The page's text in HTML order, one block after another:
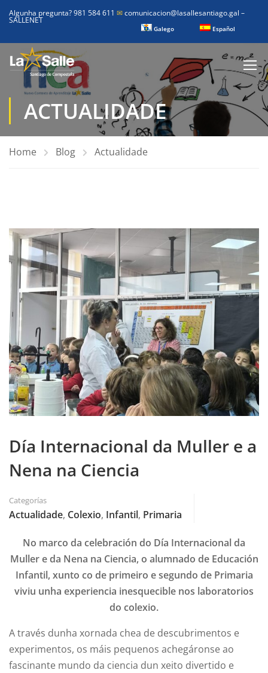
Algunha pregunta? 981 584 611 ✉comunicacion@lasallesantiago.gal –
SALLENET
Galego Español
ACTUALIDADE
Home Blog Actualidade
Día Internacional da Muller e a
Nena na Ciencia
Categorías
Actualidade, Colexio, Infantil, Primaria
No marco da celebración do Día Internacional da
Muller e da Nena na Ciencia, o alumnado de Educación
Infantil, xunto co de primeiro e segundo de Primaria
viviu unha experiencia inesquecible nos laboratorios
do colexio.
A través dunha xornada chea de descubrimentos e
experimentos, os máis pequenos achegáronse ao
fascinante mundo da ciencia dun xeito divertido e